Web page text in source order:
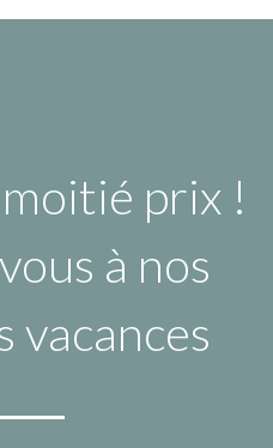
prix !
à nos
vacances